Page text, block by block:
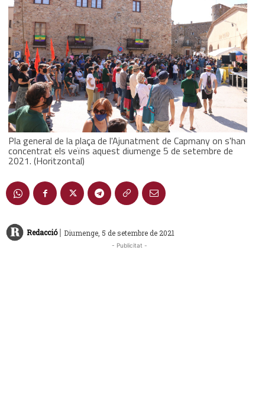
Pla general de la plaça de l'Ajunatment de Capmany on s'han
concentrat els veïns aquest diumenge 5 de setembre de
2021. (Horitzontal)
Redacció | Diumenge, 5 de setembre de 2021
- Publicitat -